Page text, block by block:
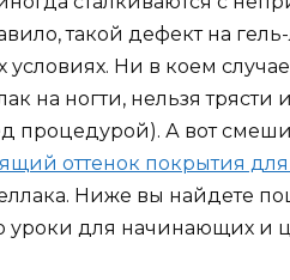
такой дефект на
Ни в коем
на ногти, нельзя
процедурой). А вот
оттенок покрытия
Ниже вы найдете
уроки для начинающих и